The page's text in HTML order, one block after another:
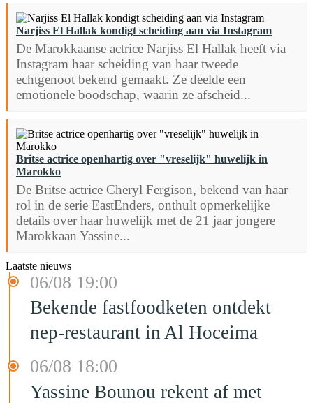
Narjiss El Hallak kondigt scheiding aan via Instagram
De Marokkaanse actrice Narjiss El Hallak heeft via
Instagram haar scheiding van haar tweede
echtgenoot bekend gemaakt. Ze deelde een
emotionele boodschap, waarin ze afscheid...
Britse actrice openhartig over "vreselijk" huwelijk in
Marokko
De Britse actrice Cheryl Fergison, bekend van haar
rol in de serie EastEnders, onthult opmerkelijke
details over haar huwelijk met de 21 jaar jongere
Marokkaan Yassine...
Laatste nieuws
06/08 19:00
Bekende fastfoodketen ontdekt
nep-restaurant in Al Hoceima
06/08 18:00
Yassine Bounou rekent af met